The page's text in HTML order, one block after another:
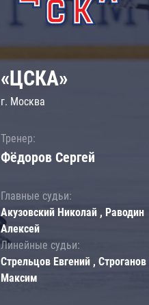
«ЦСКА»
г. Москва
Тренер:
Фёдоров Сергей
Главные судьи:
Акузовский Николай , Раводин
Алексей
Линейные судьи:
Стрельцов Евгений , Строганов
Максим